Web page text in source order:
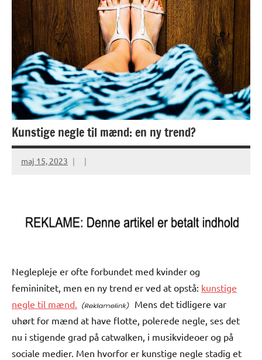
Kunstige negle til mænd: en ny trend?
maj 15, 2023
Neglepleje er ofte forbundet med kvinder og
femininitet, men en ny trend er ved at opstå: kunstige
negle til mænd.
Mens det tidligere var
uhørt for mænd at have flotte, polerede negle, ses det
nu i stigende grad på catwalken, i musikvideoer og på
sociale medier. Men hvorfor er kunstige negle stadig et